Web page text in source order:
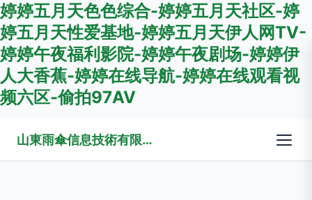
婷婷五月天色色综合-婷婷五月天社区-婷
婷五月天性爱基地-婷婷五月天伊人网TV-
婷婷午夜福利影院-婷婷午夜剧场-婷婷伊
人大香蕉-婷婷在线导航-婷婷在线观看视
频六区-偷拍97AV
山東雨傘信息技術有限公司